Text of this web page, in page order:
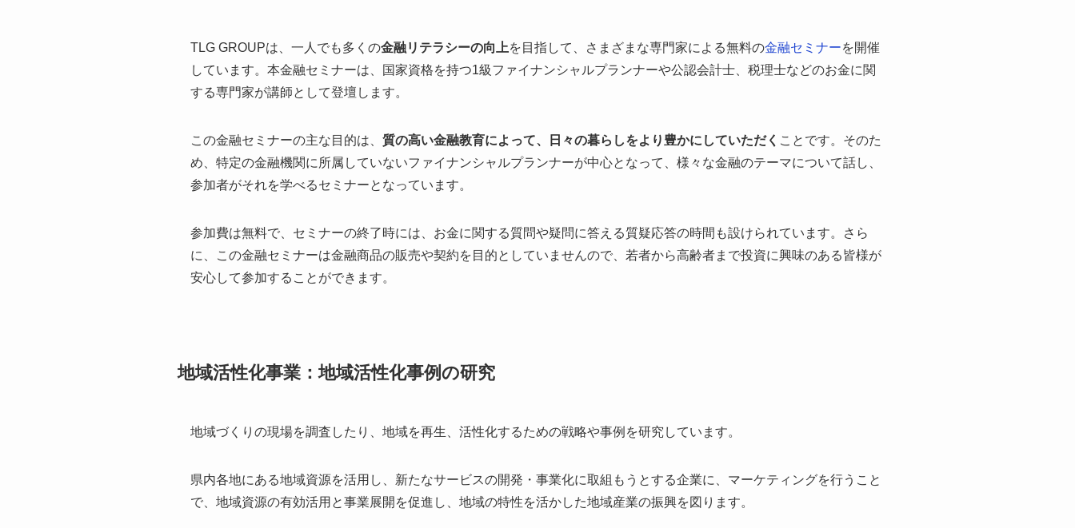
TLG GROUPは、一人でも多くの金融リテラシーの向上を目指して、さまざまな専門家による無料の金融セミナーを開催
しています。本金融セミナーは、国家資格を持つ1級ファイナンシャルプランナーや公認会計士、税理士などのお金に関
する専門家が講師として登壇します。
この金融セミナーの主な目的は、 質の高い金融教育によって、日々の暮らしをより豊かにしていただく ことです。そのた
め、特定の金融機関に所属していないファイナンシャルプランナーが中心となって、様々な金融のテーマについて話し、
参加者がそれを学べるセミナーとなっています。
参加費は無料で、セミナーの終了時には、お金に関する質問や疑問に答える質疑応答の時間も設けられています。さら
に、この金融セミナーは金融商品の販売や契約を目的としていませんので、若者から高齢者まで投資に興味のある皆様が
安心して参加することができます。
地域活性化事業：地域活性化事例の研究
地域づくりの現場を調査したり、地域を再生、活性化するための戦略や事例を研究しています。
県内各地にある地域資源を活用し、新たなサービスの開発・事業化に取組もうとする企業に、マーケティングを行うこと
で、地域資源の有効活用と事業展開を促進し、地域の特性を活かした地域産業の振興を図ります。